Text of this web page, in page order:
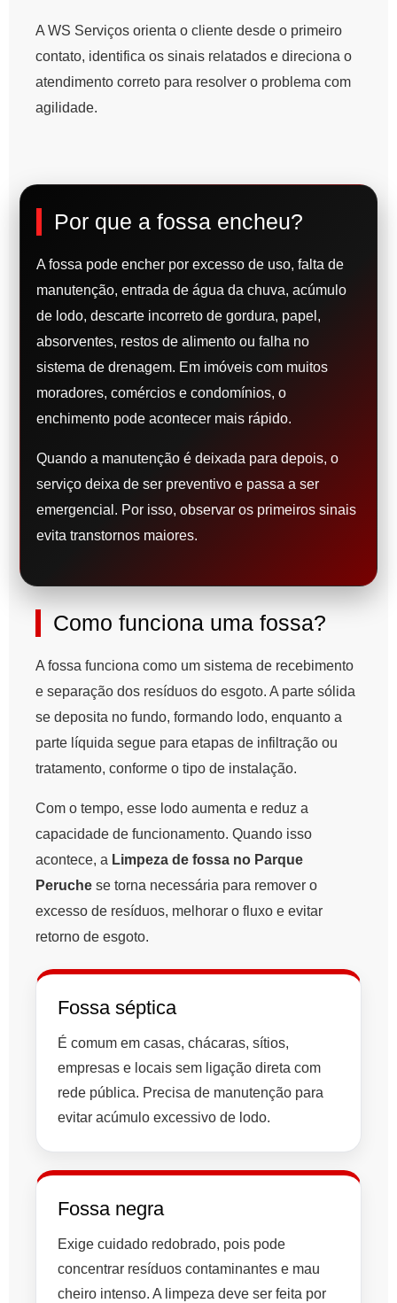
A WS Serviços orienta o cliente desde o primeiro
contato, identifica os sinais relatados e direciona o
atendimento correto para resolver o problema com
agilidade.
Por que a fossa encheu?
A fossa pode encher por excesso de uso, falta de
manutenção, entrada de água da chuva, acúmulo
de lodo, descarte incorreto de gordura, papel,
absorventes, restos de alimento ou falha no
sistema de drenagem. Em imóveis com muitos
moradores, comércios e condomínios, o
enchimento pode acontecer mais rápido.
Quando a manutenção é deixada para depois, o
serviço deixa de ser preventivo e passa a ser
emergencial. Por isso, observar os primeiros sinais
evita transtornos maiores.
Como funciona uma fossa?
A fossa funciona como um sistema de recebimento
e separação dos resíduos do esgoto. A parte sólida
se deposita no fundo, formando lodo, enquanto a
parte líquida segue para etapas de infiltração ou
tratamento, conforme o tipo de instalação.
Com o tempo, esse lodo aumenta e reduz a
capacidade de funcionamento. Quando isso
acontece, a Limpeza de fossa no Parque
Peruche se torna necessária para remover o
excesso de resíduos, melhorar o fluxo e evitar
retorno de esgoto.
Fossa séptica
É comum em casas, chácaras, sítios,
empresas e locais sem ligação direta com
rede pública. Precisa de manutenção para
evitar acúmulo excessivo de lodo.
Fossa negra
Exige cuidado redobrado, pois pode
concentrar resíduos contaminantes e mau
cheiro intenso. A limpeza deve ser feita por